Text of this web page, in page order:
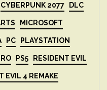
CYBERPUNK 2077 DLC
MICROSOFT
PC PLAYSTATION
PS5 RESIDENT EVIL
EVIL 4 REMAKE